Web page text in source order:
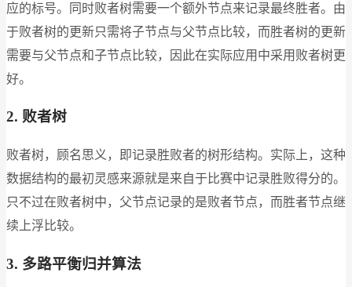
应的标号。同时败者树需要一个额外节点来记录最终胜者。由
于败者树的更新只需将子节点与父节点比较，而胜者树的更新
需要与父节点和子节点比较，因此在实际应用中采用败者树更
好。
2. 败者树
败者树，顾名思义，即记录胜败者的树形结构。实际上，这种
数据结构的最初灵感来源就是来自于比赛中记录胜败得分的。
只不过在败者树中，父节点记录的是败者节点，而胜者节点继
续上浮比较。
3. 多路平衡归并算法